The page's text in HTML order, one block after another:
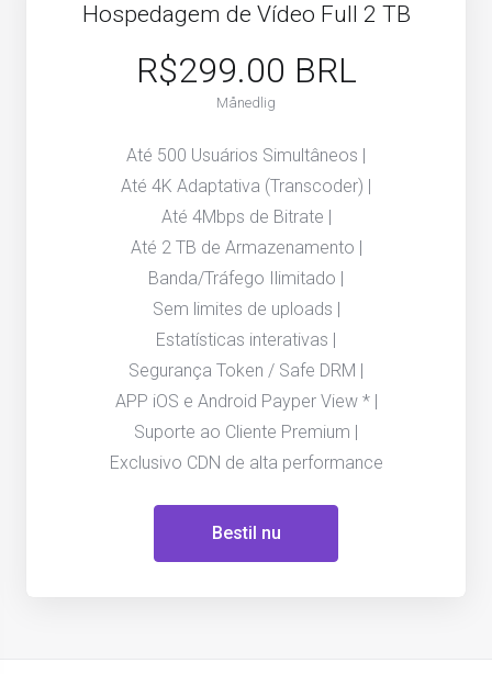
Hospedagem de Vídeo Full 2 TB
R$299.00 BRL
Månedlig
Até 500 Usuários Simultâneos |
Até 4K Adaptativa (Transcoder) |
Até 4Mbps de Bitrate |
Até 2 TB de Armazenamento |
Banda/Tráfego Ilimitado |
Sem limites de uploads |
Estatísticas interativas |
Segurança Token / Safe DRM |
APP iOS e Android Payper View * |
Suporte ao Cliente Premium |
Exclusivo CDN de alta performance
Bestil nu